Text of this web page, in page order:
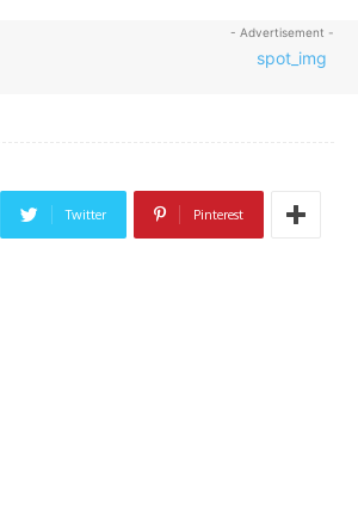
- Advertisement -
Twitter Pinterest